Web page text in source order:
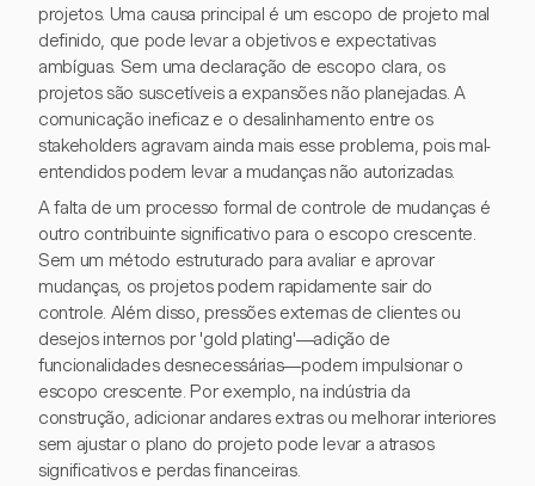
projetos. Uma causa principal é um escopo de projeto mal
definido, que pode levar a objetivos e expectativas
ambíguas. Sem uma declaração de escopo clara, os
projetos são suscetíveis a expansões não planejadas. A
comunicação ineficaz e o desalinhamento entre os
stakeholders agravam ainda mais esse problema, pois mal-
entendidos podem levar a mudanças não autorizadas.
A falta de um processo formal de controle de mudanças é
outro contribuinte significativo para o escopo crescente.
Sem um método estruturado para avaliar e aprovar
mudanças, os projetos podem rapidamente sair do
controle. Além disso, pressões externas de clientes ou
desejos internos por 'gold plating'—adição de
funcionalidades desnecessárias—podem impulsionar o
escopo crescente. Por exemplo, na indústria da
construção, adicionar andares extras ou melhorar interiores
sem ajustar o plano do projeto pode levar a atrasos
significativos e perdas financeiras.